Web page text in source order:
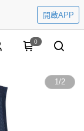
開啟APP
0
1/2